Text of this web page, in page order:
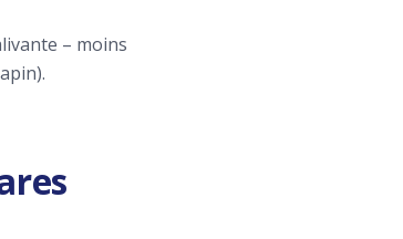
– moins